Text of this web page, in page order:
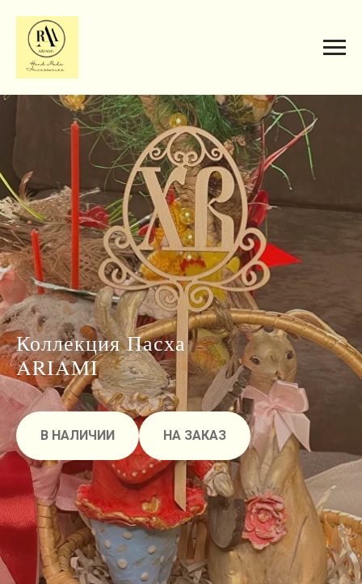
Коллекция Пасха
ARIAMI
В НАЛИЧИИ НА ЗАКАЗ